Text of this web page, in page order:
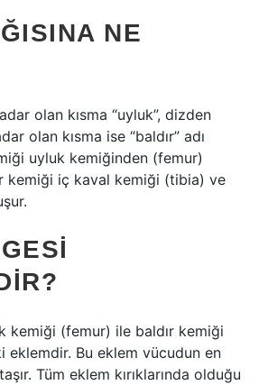
NE
olan kısma “uyluk”, dizden
olan kısma ise “baldır” adı
uyluk kemiğinden (femur)
kemiği iç kaval kemiği (tibia) ve
kemiği (femur) ile baldır kemiği
eklemdir. Bu eklem vücudun en
Tüm eklem kırıklarında olduğu